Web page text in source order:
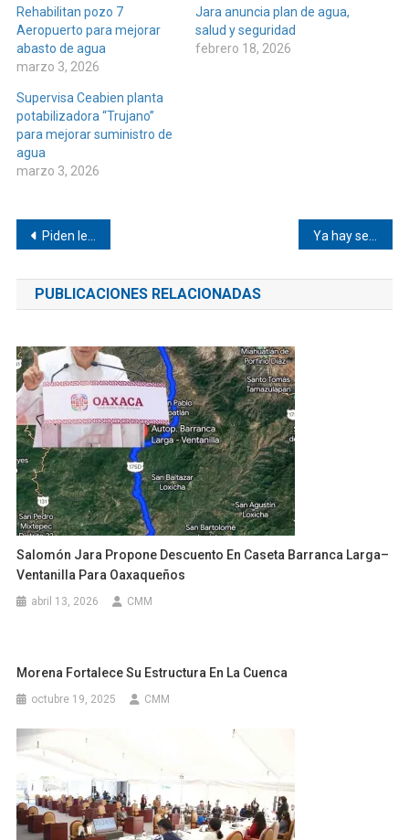
Rehabilitan pozo 7
Aeropuerto para mejorar
abasto de agua
marzo 3, 2026
Jara anuncia plan de agua,
salud y seguridad
febrero 18, 2026
Supervisa Ceabien planta
potabilizadora “Trujano”
para mejorar suministro de
agua
marzo 3, 2026
Navegación
de
entradas
Piden legalidad ante detención del edil de Ipalapa
PUBLICACIONES RELACIONADAS
Salomón Jara Propone Descuento En Caseta Barranca Larga–
Ventanilla Para Oaxaqueños
abril 13, 2026 CMM
Morena Fortalece Su Estructura En La Cuenca
octubre 19, 2025 CMM